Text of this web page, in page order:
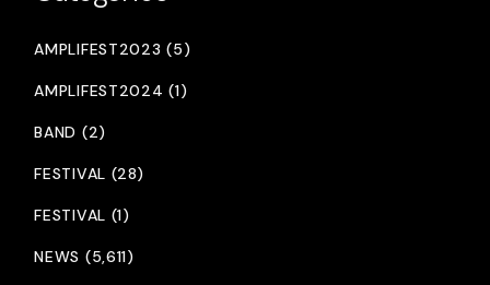
AMPLIFEST2023 (5)
AMPLIFEST2024 (1)
BAND (2)
FESTIVAL (28)
FESTIVAL (1)
NEWS (5,611)